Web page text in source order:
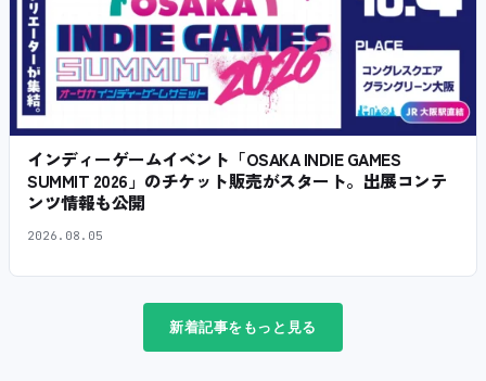
インディーゲームイベント「OSAKA INDIE GAMES
SUMMIT 2026」のチケット販売がスタート。出展コンテ
ンツ情報も公開
2026.08.05
新着記事をもっと見る